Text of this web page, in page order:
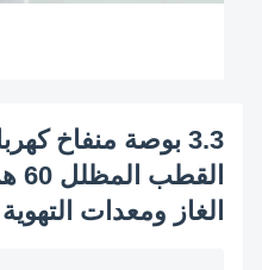
3.3 بوصة منفاخ
الغاز ومعدات التهوية